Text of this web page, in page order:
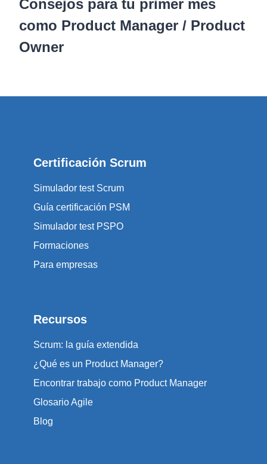
Consejos para tu primer mes
como Product Manager / Product
Owner
Certificación Scrum
Simulador test Scrum
Guía certificación PSM
Simulador test PSPO
Formaciones
Para empresas
Recursos
Scrum: la guía extendida
¿Qué es un Product Manager?
Encontrar trabajo como Product Manager
Glosario Agile
Blog